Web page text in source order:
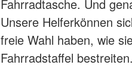
Fahrradtasche. Und
Unsere Helferkönnen
freie Wahl haben, wie
Fahrradstaffel bestreiten.